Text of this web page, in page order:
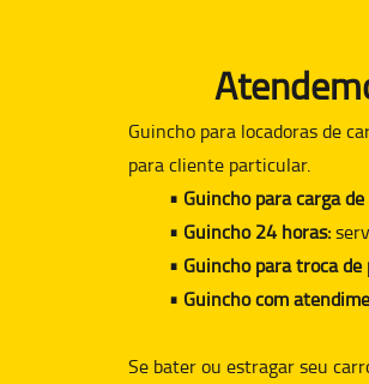
Guincho para locadoras de
para cliente particular.
• Guincho para carga
• Guincho 24 horas:
• Guincho para troca de
• Guincho com
Se bater ou estragar seu